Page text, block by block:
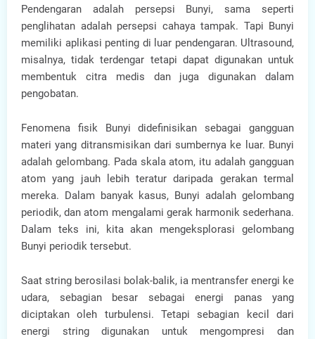
Pendengaran adalah persepsi Bunyi, sama seperti
penglihatan adalah persepsi cahaya tampak. Tapi Bunyi
memiliki aplikasi penting di luar pendengaran. Ultrasound,
misalnya, tidak terdengar tetapi dapat digunakan untuk
membentuk citra medis dan juga digunakan dalam
pengobatan.
Fenomena fisik Bunyi didefinisikan sebagai gangguan
materi yang ditransmisikan dari sumbernya ke luar. Bunyi
adalah gelombang. Pada skala atom, itu adalah gangguan
atom yang jauh lebih teratur daripada gerakan termal
mereka. Dalam banyak kasus, Bunyi adalah gelombang
periodik, dan atom mengalami gerak harmonik sederhana.
Dalam teks ini, kita akan mengeksplorasi gelombang
Bunyi periodik tersebut.
Saat string berosilasi bolak-balik, ia mentransfer energi ke
udara, sebagian besar sebagai energi panas yang
diciptakan oleh turbulensi. Tetapi sebagian kecil dari
energi string digunakan untuk mengompresi dan